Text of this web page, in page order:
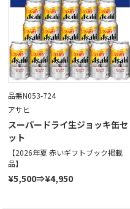
品番N053-724
アサヒ
スーパードライ生ジョッキ缶セ
ット
【2026年夏 赤いギフトブック掲載
品】
¥5,500⇒¥4,950